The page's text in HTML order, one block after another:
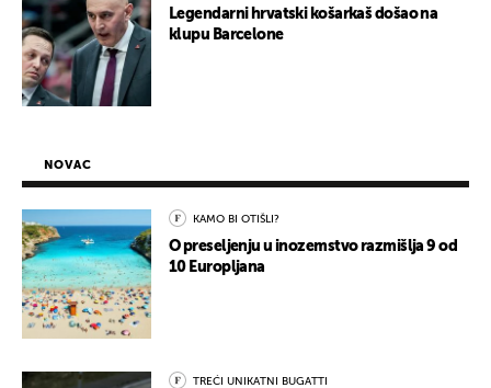
Legendarni hrvatski košarkaš došao na
klupu Barcelone
NOVAC
KAMO BI OTIŠLI?
O preseljenju u inozemstvo razmišlja 9 od
10 Europljana
TREĆI UNIKATNI BUGATTI